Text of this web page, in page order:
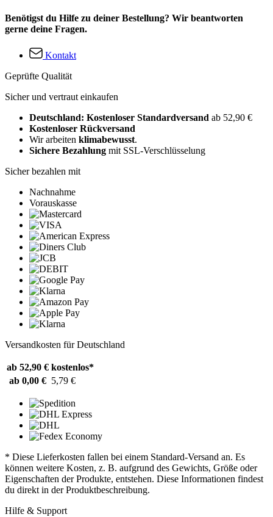
Benötigst du Hilfe zu deiner Bestellung? Wir beantworten
gerne deine Fragen.
Kontakt
Geprüfte Qualität
Sicher und vertraut einkaufen
Deutschland: Kostenloser Standardversand ab 52,90 €
Kostenloser Rückversand
Wir arbeiten klimabewusst.
Sichere Bezahlung mit SSL-Verschlüsselung
Sicher bezahlen mit
Nachnahme
Vorauskasse
Versandkosten für Deutschland
ab 52,90 € kostenlos*
ab 0,00 € 5,79 €
* Diese Lieferkosten fallen bei einem Standard-Versand an. Es
können weitere Kosten, z. B. aufgrund des Gewichts, Größe oder
Eigenschaften der Produkte, entstehen. Diese Informationen findest
du direkt in der Produktbeschreibung.
Hilfe & Support